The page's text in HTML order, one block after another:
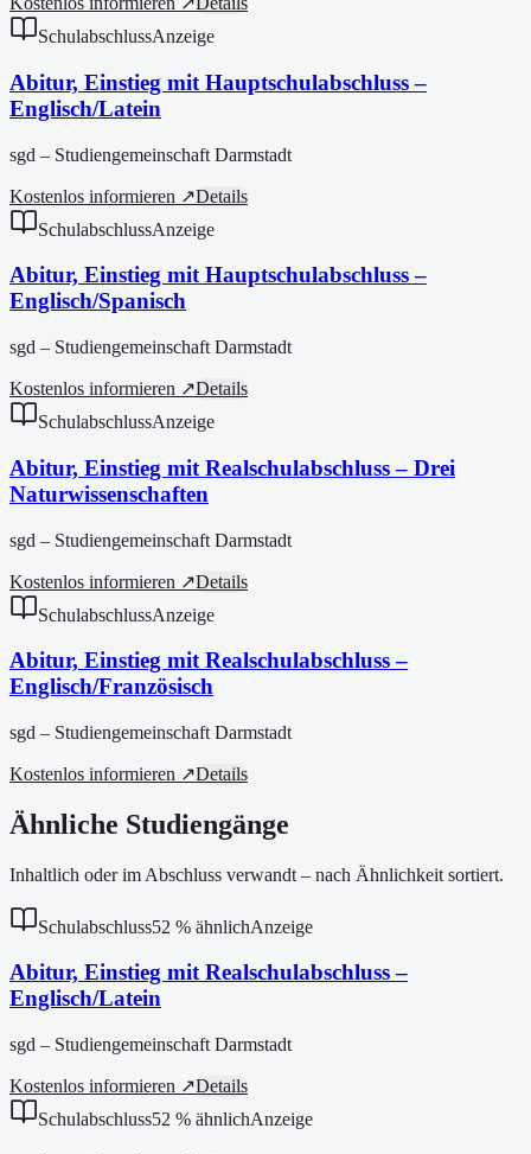
SchulabschlussAnzeige
Abitur, Einstieg mit Hauptschulabschluss –
Englisch/Latein
sgd – Studiengemeinschaft Darmstadt
Kostenlos informieren ↗Details
SchulabschlussAnzeige
Abitur, Einstieg mit Hauptschulabschluss –
Englisch/Spanisch
sgd – Studiengemeinschaft Darmstadt
Kostenlos informieren ↗Details
SchulabschlussAnzeige
Abitur, Einstieg mit Realschulabschluss – Drei
Naturwissenschaften
sgd – Studiengemeinschaft Darmstadt
Kostenlos informieren ↗Details
SchulabschlussAnzeige
Abitur, Einstieg mit Realschulabschluss –
Englisch/Französisch
sgd – Studiengemeinschaft Darmstadt
Kostenlos informieren ↗Details
Ähnliche Studiengänge
Inhaltlich oder im Abschluss verwandt – nach Ähnlichkeit sortiert.
Schulabschluss52 % ähnlichAnzeige
Abitur, Einstieg mit Realschulabschluss –
Englisch/Latein
sgd – Studiengemeinschaft Darmstadt
Kostenlos informieren ↗Details
Schulabschluss52 % ähnlichAnzeige